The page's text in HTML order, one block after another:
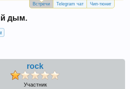
нашего клуба!
в
дизелей от
1 2.3.4.
Встречи Telegram чат Чип-тюниг
дым.
rock
Участник